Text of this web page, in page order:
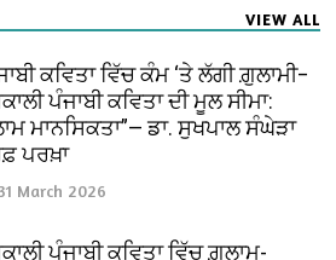
VIEW ALL
ਕਵਿਤਾ ਵਿੱਚ ਕੰਮ ‘ਤੇ ਲੱਗੀ ਗ਼ੁਲਾਮੀ–
ਪੰਜਾਬੀ ਕਵਿਤਾ ਦੀ ਮੂਲ ਸੀਮਾ:
ਮਾਨਸਿਕਤਾ”— ਡਾ. ਸੁਖਪਾਲ ਸੰਘੇੜਾ
ਪਰਖ਼ਾ
March 2026
ਪੰਜਾਬੀ ਕਵਿਤਾ ਵਿੱਚ ਗ਼ੁਲਾਮ-